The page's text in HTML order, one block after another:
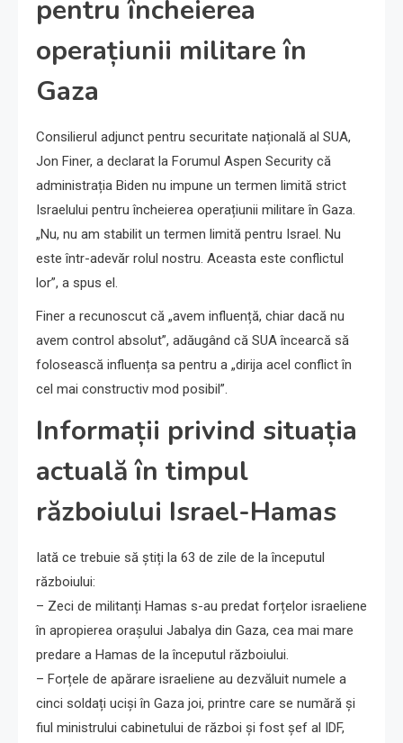
pentru încheierea
operațiunii militare în
Gaza
Consilierul adjunct pentru securitate națională al SUA,
Jon Finer, a declarat la Forumul Aspen Security că
administrația Biden nu impune un termen limită strict
Israelului pentru încheierea operațiunii militare în Gaza.
„Nu, nu am stabilit un termen limită pentru Israel. Nu
este într-adevăr rolul nostru. Aceasta este conflictul
lor”, a spus el.
Finer a recunoscut că „avem influență, chiar dacă nu
avem control absolut”, adăugând că SUA încearcă să
folosească influența sa pentru a „dirija acel conflict în
cel mai constructiv mod posibil”.
Informații privind situația
actuală în timpul
războiului Israel-Hamas
Iată ce trebuie să știți la 63 de zile de la începutul
războiului:
– Zeci de militanți Hamas s-au predat forțelor israeliene
în apropierea orașului Jabalya din Gaza, cea mai mare
predare a Hamas de la începutul războiului.
– Forțele de apărare israeliene au dezvăluit numele a
cinci soldați uciși în Gaza joi, printre care se numără și
fiul ministrului cabinetului de război și fost șef al IDF,